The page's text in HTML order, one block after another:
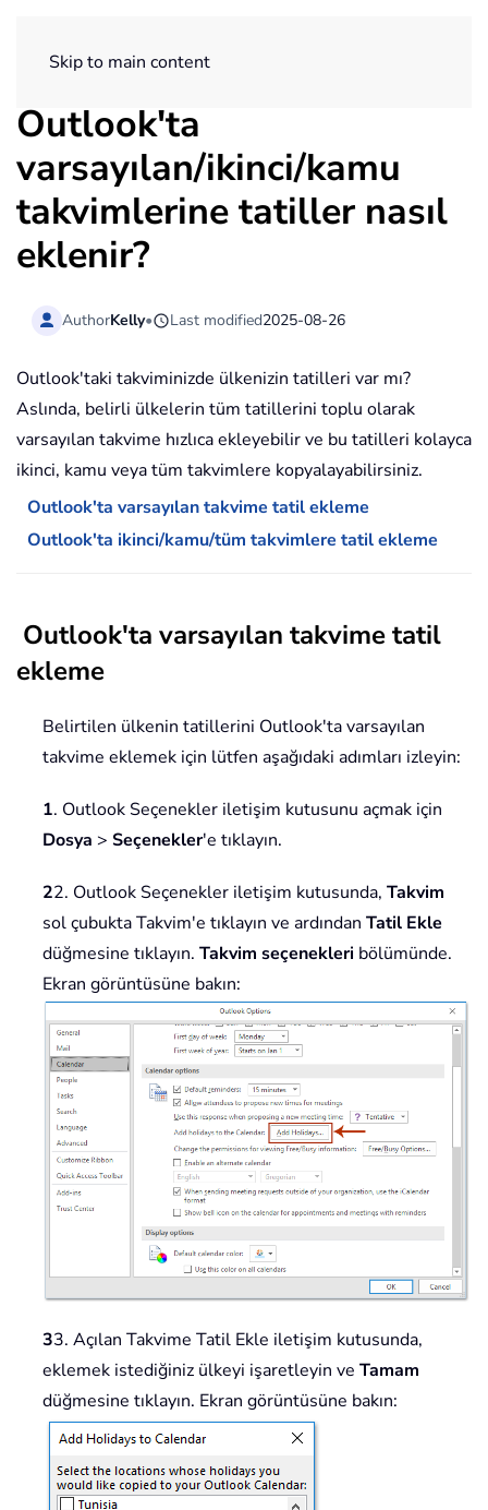
Skip to main content
Outlook'ta
varsayılan/ikinci/kamu
takvimlerine tatiller nasıl
eklenir?
AuthorKelly• Last modified2025-08-26
Outlook'taki takviminizde ülkenizin tatilleri var mı?
Aslında, belirli ülkelerin tüm tatillerini toplu olarak
varsayılan takvime hızlıca ekleyebilir ve bu tatilleri kolayca
ikinci, kamu veya tüm takvimlere kopyalayabilirsiniz.
Outlook'ta varsayılan takvime tatil ekleme
Outlook'ta ikinci/kamu/tüm takvimlere tatil ekleme
Outlook'ta varsayılan takvime tatil
ekleme
Belirtilen ülkenin tatillerini Outlook'ta varsayılan
takvime eklemek için lütfen aşağıdaki adımları izleyin:
1. Outlook Seçenekler iletişim kutusunu açmak için
Dosya > Seçenekler'e tıklayın.
22. Outlook Seçenekler iletişim kutusunda, Takvim
sol çubukta Takvim'e tıklayın ve ardından Tatil Ekle
düğmesine tıklayın. Takvim seçenekleri bölümünde.
Ekran görüntüsüne bakın:
33. Açılan Takvime Tatil Ekle iletişim kutusunda,
eklemek istediğiniz ülkeyi işaretleyin ve Tamam
düğmesine tıklayın. Ekran görüntüsüne bakın: